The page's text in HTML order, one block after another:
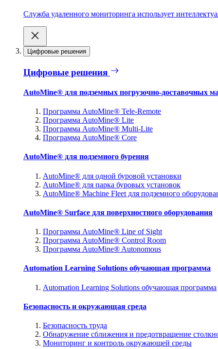
Служба удаленного мониторинга использует
Цифровые решения
Цифровые решения
AutoMine® для подземных погрузочно-доставочных
Программа AutoMine® Tele-Remote
Программа AutoMine® Lite
Программа AutoMine® Multi-Lite
Программа AutoMine® Core
AutoMine® для подземного бурения
AutoMine® для одной буровой установки
AutoMine® для парка буровых установок
AutoMine® Machine Fleet для подземного
AutoMine® Surface для поверхностного оборудования
Программа AutoMine® Line of Sight
Программа AutoMine® Control Room
Программа AutoMine® Autonomous
Automation Learning Solutions обучающая программа
Automation Learning Solutions обучающая программа
Безопасность и окружающая среда
Безопасность труда
Обнаружение сближения и предотвращение
Мониторинг и контроль окружающей среды